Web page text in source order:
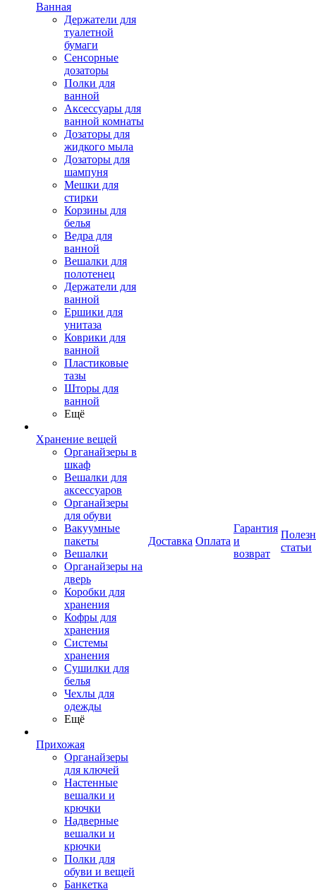
Ванная
Держатели для
туалетной
бумаги
Сенсорные
дозаторы
Полки для
ванной
Аксессуары для
ванной комнаты
Дозаторы для
жидкого мыла
Дозаторы для
шампуня
Мешки для
стирки
Корзины для
белья
Ведра для
ванной
Вешалки для
полотенец
Держатели для
ванной
Ершики для
унитаза
Коврики для
ванной
Пластиковые
тазы
Шторы для
ванной
Ещё
Хранение вещей
Органайзеры в
шкаф
Вешалки для
аксессуаров
Органайзеры
для обуви
Вакуумные
пакеты
Вешалки
Органайзеры на
дверь
Коробки для
хранения
Кофры для
хранения
Системы
хранения
Сушилки для
белья
Чехлы для
одежды
Ещё
Прихожая
Органайзеры
для ключей
Настенные
вешалки и
крючки
Надверные
вешалки и
крючки
Полки для
обуви и вещей
Банкетка
Доставка Оплата
Гарантия
и
возврат
статьи